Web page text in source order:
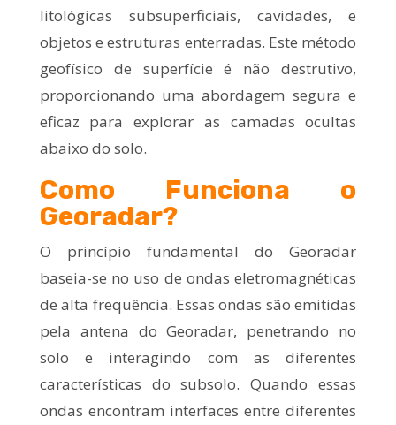
litológicas subsuperficiais, cavidades, e
objetos e estruturas enterradas. Este método
geofísico de superfície é não destrutivo,
proporcionando uma abordagem segura e
eficaz para explorar as camadas ocultas
abaixo do solo.
Como Funciona o
Georadar?
O princípio fundamental doGeoradar
baseia-se no uso de ondas eletromagnéticas
de alta frequência. Essas ondas são emitidas
pela antena do Georadar, penetrando no
solo e interagindo com as diferentes
características do subsolo. Quando essas
ondas encontram interfaces entre diferentes